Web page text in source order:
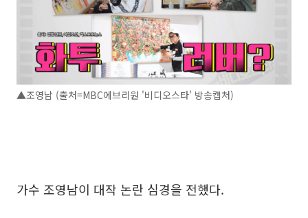
▲조영남 (출처=MBC에브리원 '비디오스타' 방송캡처)
가수 조영남이 대작 논란 심경을 전했다.